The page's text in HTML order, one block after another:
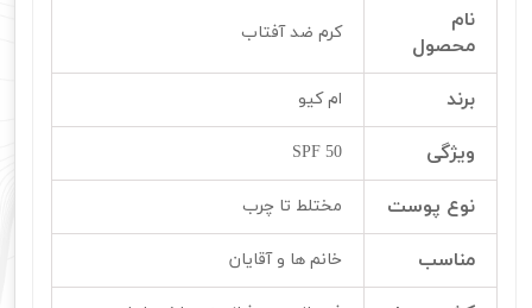
نام
محصول
کرم ضد آفتاب
برند ام کیو
ویژگی SPF 50
نوع پوست مختلط تا چرب
مناسب خانم ها و آقایان